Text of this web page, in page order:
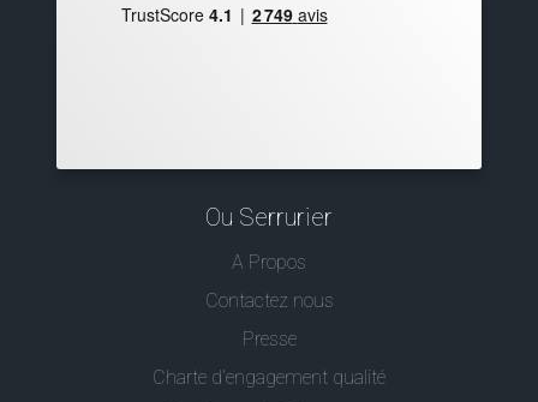
Ou Serrurier
A Propos
Contactez nous
Presse
Charte d’engagement qualité